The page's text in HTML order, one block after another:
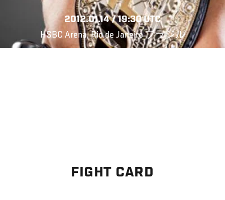
2012.01.14 / 19:30 UTC
HSBC Arena, Rio de Janeiro ブラジル
FIGHT CARD